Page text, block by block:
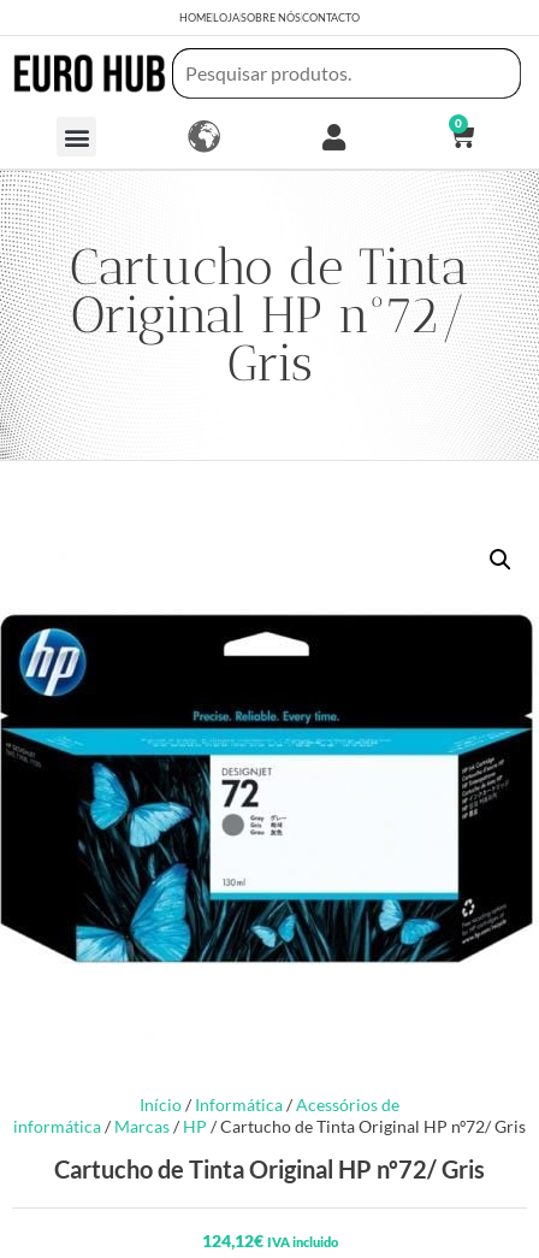
HOMELOJASOBRE NÓSCONTACTO
0
Cartucho de Tinta
Original HP nº72/
Gris
Início/ Informática/Acessórios de
informática/ Marcas/ HP / Cartucho de Tinta Original HP nº72/ Gris
Cartucho de Tinta Original HP nº72/ Gris
124,12€ IVA incluido